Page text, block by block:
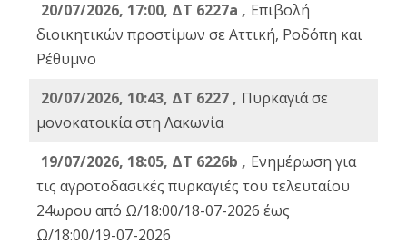
20/07/2026, 17:00, ΔΤ 6227a , Επιβολή
διοικητικών προστίμων σε Αττική, Ροδόπη και
Ρέθυμνο
20/07/2026, 10:43, ΔΤ 6227 , Πυρκαγιά σε
μονοκατοικία στη Λακωνία
19/07/2026, 18:05, ΔΤ 6226b , Ενημέρωση για
τις αγροτοδασικές πυρκαγιές του τελευταίου
24ωρου από Ω/18:00/18-07-2026 έως
Ω/18:00/19-07-2026